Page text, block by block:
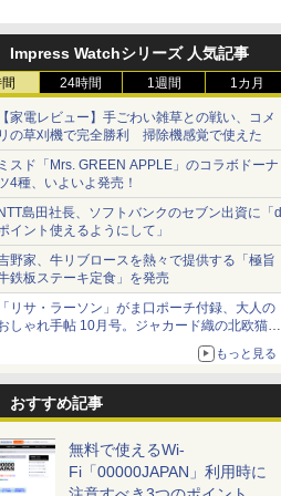
Impress Watchシリーズ 人気記事
24時間 1週間 1カ月
家電レビュー】手ごわい雑草との戦い、コメ
の草刈機で完全勝利 掃除機感覚で使えた
スド「Mrs. GREEN APPLE」のコラボドーナ
4種、いよいよ発売！
島田社長、ソフトバンクのセブン出資に「d
イント使えるようにして」
野家、牛リブロースを熱々で提供する「極旨
鉄板ステーキ定食」を発売
リサ・ラーソン」がま口ポーチ付録、大人の
しゃれ手帖 10月号。ジャカード織の北欧猫デ
もっと見る
おすすめ記事
無料で使えるWi-
Fi「00000JAPAN」利用時に